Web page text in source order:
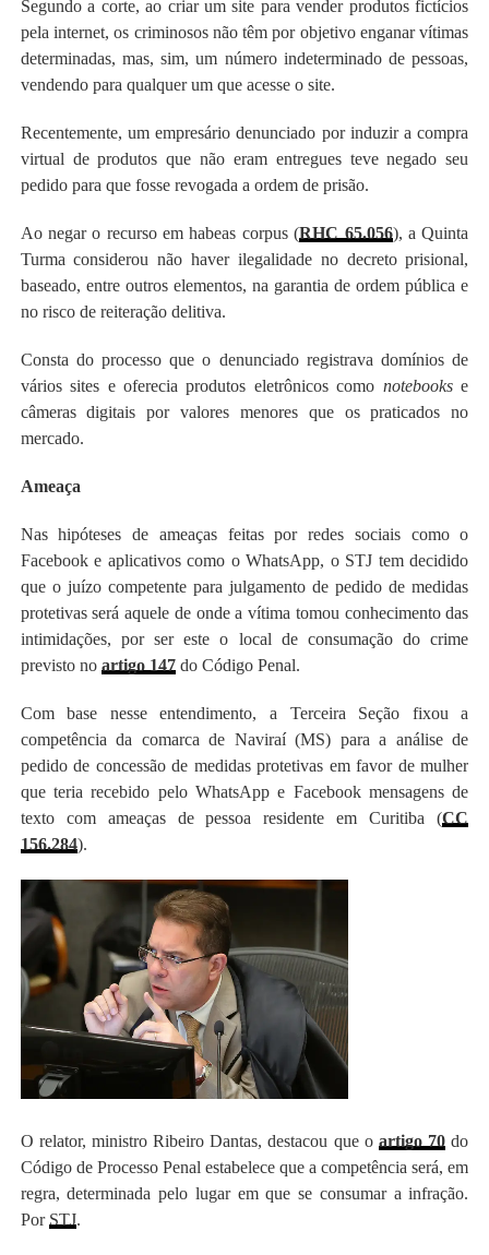
Segundo a corte, ao criar um site para vender produtos fictícios
pela internet, os criminosos não têm por objetivo enganar vítimas
determinadas, mas, sim, um número indeterminado de pessoas,
vendendo para qualquer um que acesse o site.
Recentemente, um empresário denunciado por induzir a compra
virtual de produtos que não eram entregues teve negado seu
pedido para que fosse revogada a ordem de prisão.
Ao negar o recurso em habeas corpus (RHC 65.056), a Quinta
Turma considerou não haver ilegalidade no decreto prisional,
baseado, entre outros elementos, na garantia de ordem pública e
no risco de reiteração delitiva.
Consta do processo que o denunciado registrava domínios de
vários sites e oferecia produtos eletrônicos como notebookse
câmeras digitais por valores menores que os praticados no
mercado.
Ameaça
Nas hipóteses de ameaças feitas por redes sociais como o
Facebook e aplicativos como o WhatsApp, o STJ tem decidido
que o juízo competente para julgamento de pedido de medidas
protetivas será aquele de onde a vítima tomou conhecimento das
intimidações, por ser este o local de consumação do crime
previsto no artigo 147do Código Penal.
Com base nesse entendimento, a Terceira Seção fixou a
competência da comarca de Naviraí (MS) para a análise de
pedido de concessão de medidas protetivas em favor de mulher
que teria recebido pelo WhatsApp e Facebook mensagens de
texto com ameaças de pessoa residente em Curitiba (CC
156.284).
O relator, ministro Ribeiro Dantas, destacou que o artigo 70 do
Código de Processo Penal estabelece que a competência será, em
regra, determinada pelo lugar em que se consumar a infração.
Por STJ.